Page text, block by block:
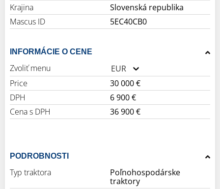
Krajina
Slovenská republika
Mascus ID
5EC40CB0
INFORMÁCIE O CENE
Zvoliť menu
EUR
Price
30 000 €
DPH
6 900 €
Cena s DPH
36 900 €
PODROBNOSTI
Typ traktora
Poľnohospodárske
traktory